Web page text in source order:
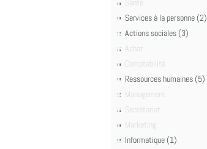
Santé
Services à la personne (2)
Actions sociales (3)
Achat
Comptabilité
Ressources humaines (5)
Management
Secrétariat
Marketing
Informatique (1)